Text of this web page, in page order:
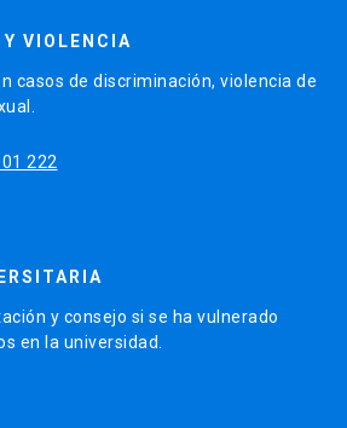
VIOLENCIA
casos de discriminación, violencia de
222
y consejo si se ha vulnerado
en la universidad.